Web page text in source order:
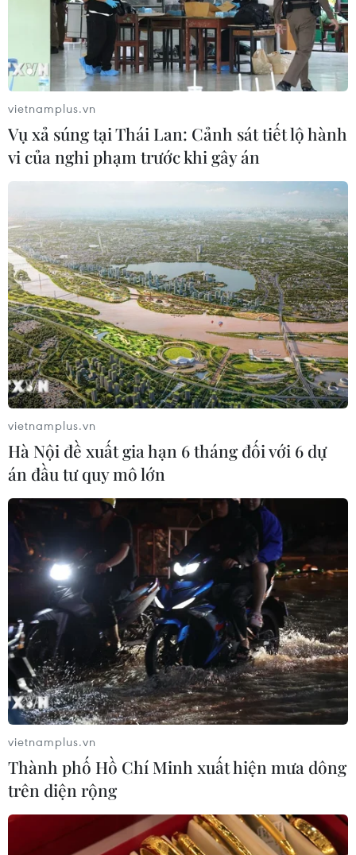
vietnamplus.vn
Vụ xả súng tại Thái Lan: Cảnh sát tiết lộ hành
vi của nghi phạm trước khi gây án
vietnamplus.vn
Hà Nội đề xuất gia hạn 6 tháng đối với 6 dự
án đầu tư quy mô lớn
vietnamplus.vn
Thành phố Hồ Chí Minh xuất hiện mưa dông
trên diện rộng